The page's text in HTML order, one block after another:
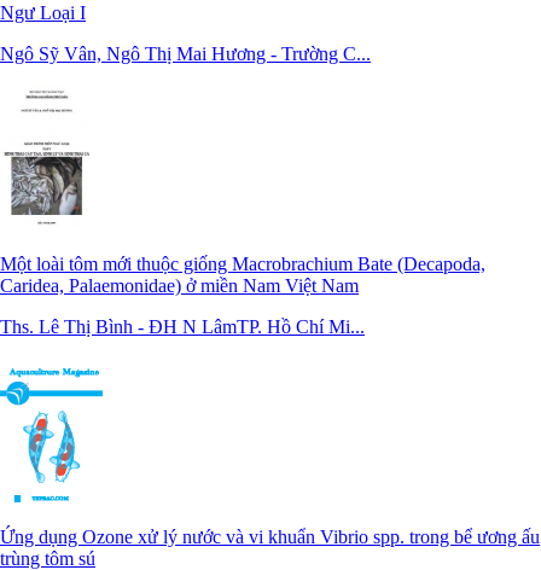
Ngư Loại I
Ngô Sỹ Vân, Ngô Thị Mai Hương - Trường C...
Một loài tôm mới thuộc giống Macrobrachium Bate (Decapoda,
Caridea, Palaemonidae) ở miền Nam Việt Nam
Ths. Lê Thị Bình - ĐH N LâmTP. Hồ Chí Mi...
Ứng dụng Ozone xử lý nước và vi khuẩn Vibrio spp. trong bể ương ấu
trùng tôm sú